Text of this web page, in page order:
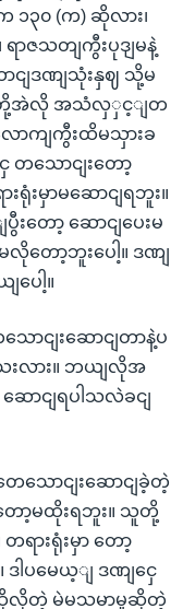
၁၃၀ (က) ဆိုလား၊
ရာဇသတျကွီးပုဒျမနဲ့
ာငျဒဏျသုံးနှဈ သို့မ
သူတို့အဲလို အသံလှှင့ျတ
ာကျကွီးထိမသှားခ
တသောငျးတော့
းမှာမဆောငျရဘူး။
းတော့ ဆောငျပေးမ
လိုတော့ဘူးပေါ့။ ဒဏျ
ပေါ့။
ာငျးဆောငျတာနဲ့ပ
ေးလား။ ဘယျလိုအ
ောငျရပါသလဲခငျ
ေသောငျးဆောငျခဲ့တဲ့
ာ့မထိုးရဘူး။ သူတို့
ရားရုံးမှာ တော့
ဒါပမေယ့ျ ဒဏျငှေ
တို့ဆိုလိုတဲ့ မဲမသမာမှုဆိုတဲ့